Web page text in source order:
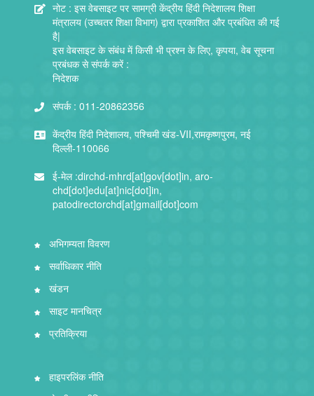
नोट : इस वेबसाइट पर सामग्री केंद्रीय हिंदी निदेशालय शिक्षा
मंत्रालय (उच्चतर शिक्षा विभाग) द्वारा प्रकाशित और प्रबंधित की गई
है|
इस वेबसाइट के संबंध में किसी भी प्रश्न के लिए, कृपया, वेब सूचना
प्रबंधक से संपर्क करें :
निदेशक
संपर्क : 011-20862356
केंद्रीय हिंदी निदेशालय, पश्चिमी खंड-VII,रामकृष्णपुरम, नई
दिल्ली-110066
ई-मेल :dirchd-mhrd[at]gov[dot]in, aro-
chd[dot]edu[at]nic[dot]in,
patodirectorchd[at]gmail[dot]com
अभिगम्यता विवरण
सर्वाधिकार नीति
खंडन
साइट मानचित्र
प्रतिक्रिया
हाइपरलिंक नीति